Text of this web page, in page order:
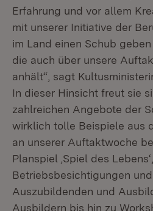
Erfahrung und vor allem
mit unserer Initiative der
im Land einen Schub
die auch über unsere
anhält“, sagt
In dieser Hinsicht freut sie
zahlreichen Angebote der
wirklich tolle Beispiele aus
an unserer Auftaktwoche
Planspiel ‚Spiel des
Betriebsbesichtigungen
Auszubildenden und
Ausbildern bis hin zu